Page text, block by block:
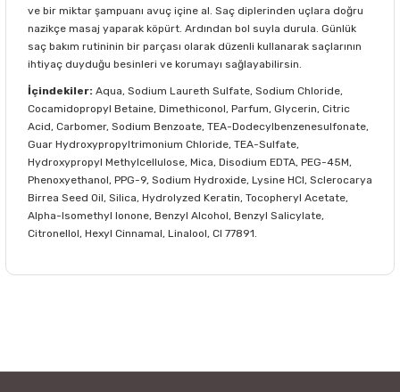
ve bir miktar şampuanı avuç içine al. Saç diplerinden uçlara doğru
nazikçe masaj yaparak köpürt. Ardından bol suyla durula. Günlük
saç bakım rutininin bir parçası olarak düzenli kullanarak saçlarının
ihtiyaç duyduğu besinleri ve korumayı sağlayabilirsin.
İçindekiler: Aqua, Sodium Laureth Sulfate, Sodium Chloride,
Cocamidopropyl Betaine, Dimethiconol, Parfum, Glycerin, Citric
Acid, Carbomer, Sodium Benzoate, TEA-Dodecylbenzenesulfonate,
Guar Hydroxypropyltrimonium Chloride, TEA-Sulfate,
Hydroxypropyl Methylcellulose, Mica, Disodium EDTA, PEG-45M,
Phenoxyethanol, PPG-9, Sodium Hydroxide, Lysine HCl, Sclerocarya
Birrea Seed Oil, Silica, Hydrolyzed Keratin, Tocopheryl Acetate,
Alpha-Isomethyl Ionone, Benzyl Alcohol, Benzyl Salicylate,
Citronellol, Hexyl Cinnamal, Linalool, Cl 77891.